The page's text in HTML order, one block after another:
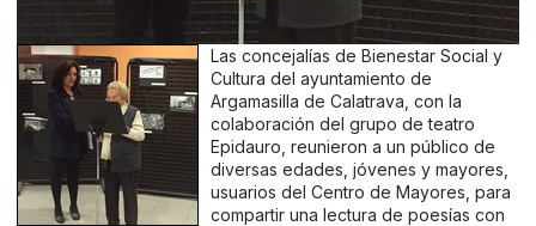
Las concejalías de Bienestar Social y
Cultura del ayuntamiento de
Argamasilla de Calatrava, con la
colaboración del grupo de teatro
Epidauro, reunieron a un público de
diversas edades, jóvenes y mayores,
usuarios del Centro de Mayores, para
compartir una lectura de poesías con